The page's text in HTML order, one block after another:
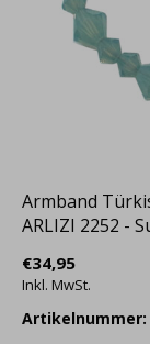
Armband
ARLIZI 2252 -
€34,95
Inkl. MwSt.
Artikelnummer: